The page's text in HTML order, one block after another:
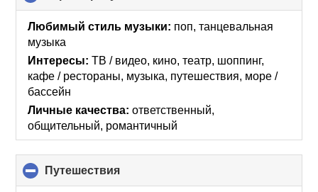
to
collapse
Любимый стиль музыки: поп, танцевальная
музыка
Интересы: ТВ / видео, кино, театр, шоппинг,
кафе / рестораны, музыка, путешествия, море /
бассейн
Личные качества: ответственный,
общительный, романтичный
Путешествия
to